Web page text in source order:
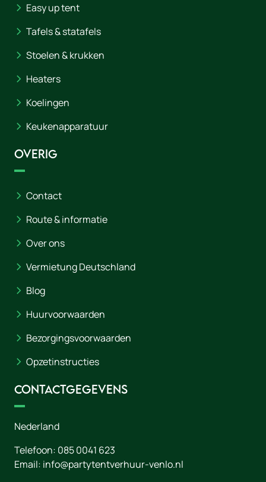
Easy up tent
Tafels & statafels
Stoelen & krukken
Heaters
Koelingen
Keukenapparatuur
Overig
Contact
Route & informatie
Over ons
Vermietung Deutschland
Blog
Huurvoorwaarden
Bezorgingsvoorwaarden
Opzetinstructies
Contactgegevens
Nederland
Telefoon: 085 0041 623
Email: info@partytentverhuur-venlo.nl